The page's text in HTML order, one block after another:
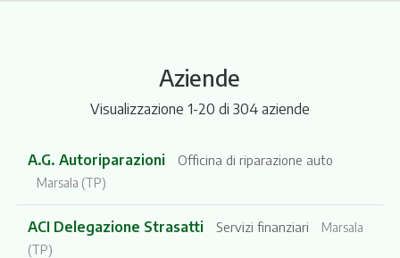
Aziende
Visualizzazione 1-20 di 304 aziende
A.G. Autoriparazioni Officina di riparazione auto
Marsala (TP)
ACI Delegazione Strasatti Servizi finanziari
Marsala
(TP)